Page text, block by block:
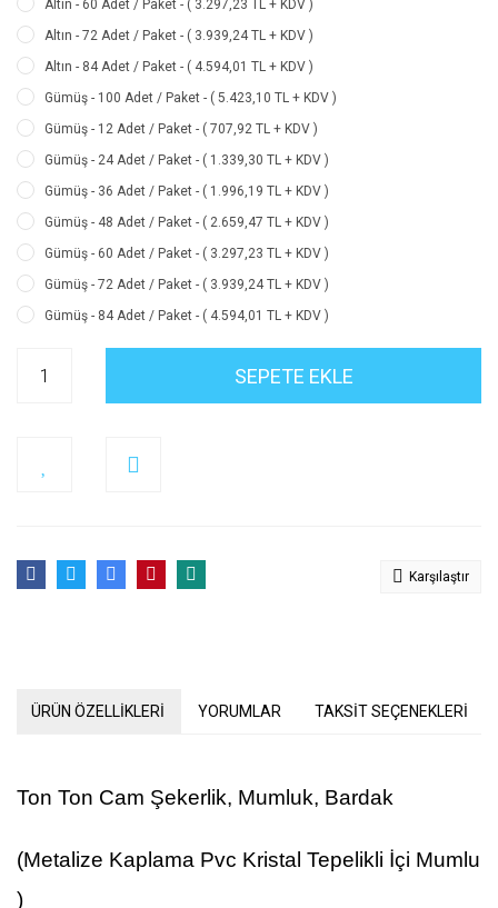
Altın - 60 Adet / Paket - ( 3.297,23 TL + KDV )
Altın - 72 Adet / Paket - ( 3.939,24 TL + KDV )
Altın - 84 Adet / Paket - ( 4.594,01 TL + KDV )
Gümüş - 100 Adet / Paket - ( 5.423,10 TL + KDV )
Gümüş - 12 Adet / Paket - ( 707,92 TL + KDV )
Gümüş - 24 Adet / Paket - ( 1.339,30 TL + KDV )
Gümüş - 36 Adet / Paket - ( 1.996,19 TL + KDV )
Gümüş - 48 Adet / Paket - ( 2.659,47 TL + KDV )
Gümüş - 60 Adet / Paket - ( 3.297,23 TL + KDV )
Gümüş - 72 Adet / Paket - ( 3.939,24 TL + KDV )
Gümüş - 84 Adet / Paket - ( 4.594,01 TL + KDV )
SEPETE EKLE
Karşılaştır
ÜRÜN ÖZELLİKLERİ YORUMLAR TAKSİT SEÇENEKLERİ
Ton Ton Cam Şekerlik, Mumluk, Bardak
(Metalize Kaplama Pvc Kristal Tepelikli İçi Mumlu
)